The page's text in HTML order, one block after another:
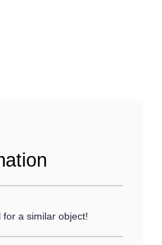
a similar object!